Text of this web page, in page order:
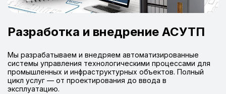
Разработка и внедрение АСУТП
Мы разрабатываем и внедряем автоматизированные
системы управления технологическими процессами для
промышленных и инфраструктурных объектов. Полный
цикл услуг — от проектирования до ввода в
эксплуатацию.